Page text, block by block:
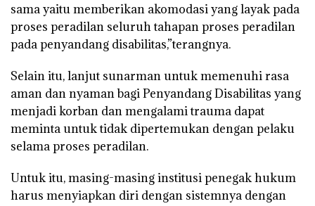
sama yaitu memberikan akomodasi yang layak pada
proses peradilan seluruh tahapan proses peradilan
pada penyandang disabilitas,”terangnya.
Selain itu, lanjut sunarman untuk memenuhi rasa
aman dan nyaman bagi Penyandang Disabilitas yang
menjadi korban dan mengalami trauma dapat
meminta untuk tidak dipertemukan dengan pelaku
selama proses peradilan.
Untuk itu, masing-masing institusi penegak hukum
harus menyiapkan diri dengan sistemnya dengan